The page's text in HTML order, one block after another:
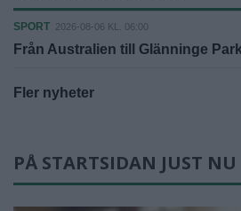
SPORT 2026-08-06 KL. 06:00
Från Australien till Glänninge Park
Fler nyheter
PÅ STARTSIDAN JUST NU